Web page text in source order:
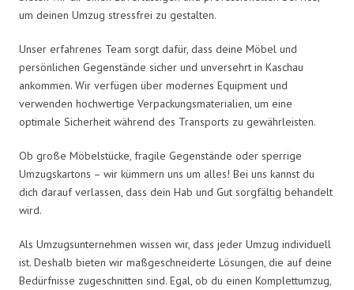
um deinen Umzug stressfrei zu gestalten.
Unser erfahrenes Team sorgt dafür, dass deine Möbel und
persönlichen Gegenstände sicher und unversehrt in Kaschau
ankommen. Wir verfügen über modernes Equipment und
verwenden hochwertige Verpackungsmaterialien, um eine
optimale Sicherheit während des Transports zu gewährleisten.
Ob große Möbelstücke, fragile Gegenstände oder sperrige
Umzugskartons – wir kümmern uns um alles! Bei uns kannst du
dich darauf verlassen, dass dein Hab und Gut sorgfältig behandelt
wird.
Als Umzugsunternehmen wissen wir, dass jeder Umzug individuell
ist. Deshalb bieten wir maßgeschneiderte Lösungen, die auf deine
Bedürfnisse zugeschnitten sind. Egal, ob du einen Komplettumzug,